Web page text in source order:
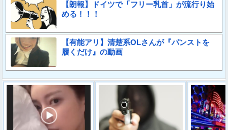
【朗報】ドイツで「フリー乳首」が流行り始
める！！！
【有能アリ】清楚系OLさんが『パンストを
履くだけ』の動画